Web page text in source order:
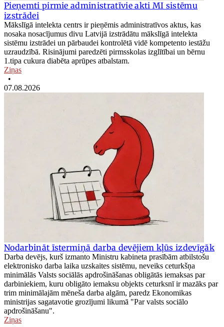
Pieņemti pirmie administratīvie akti MI sistēmu
izstrādei
Mākslīgā intelekta centrs ir pieņēmis administratīvos aktus, kas
nosaka nosacījumus divu Latvijā izstrādātu mākslīgā intelekta
sistēmu izstrādei un pārbaudei kontrolētā vidē kompetento iestāžu
uzraudzībā. Risinājumi paredzēti pirmsskolas izglītībai un bērnu
1.tipa cukura diabēta aprūpes atbalstam.
Ziņas
•
07.08.2026
Nodarbināt īstermiņā darba devējiem kļūs izdevīgāk
Darba devējs, kurš izmanto Ministru kabineta prasībām atbilstošu
elektronisko darba laika uzskaites sistēmu, neveiks ceturkšņa
minimālās Valsts sociālās apdrošināšanas obligātās iemaksas par
darbiniekiem, kuru obligāto iemaksu objekts ceturksnī ir mazāks par
trim minimālajām mēneša darba algām, paredz Ekonomikas
ministrijas sagatavotie grozījumi likumā "Par valsts sociālo
apdrošināšanu".
Ziņas